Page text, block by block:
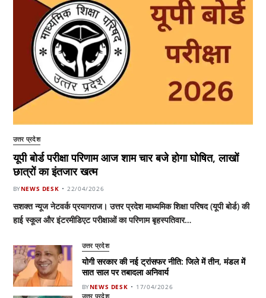
उत्तर प्रदेश
यूपी बोर्ड परीक्षा परिणाम आज शाम चार बजे होगा घोषित, लाखों
छात्रों का इंतजार खत्म
BYNEWS DESK 22/04/2026
सशक्त न्यूज नेटवर्क प्रयागराज। उत्तर प्रदेश माध्यमिक शिक्षा परिषद (यूपी बोर्ड) की
हाई स्कूल और इंटरमीडिएट परीक्षाओं का परिणाम बृहस्पतिवार…
उत्तर प्रदेश
योगी सरकार की नई ट्रांसफर नीति: जिले में तीन, मंडल में
सात साल पर तबादला अनिवार्य
BYNEWS DESK 17/04/2026
उत्तर प्रदेश